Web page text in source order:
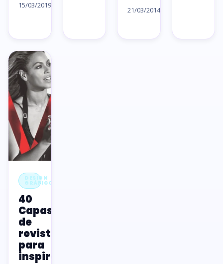
15/03/2019
21/03/2014
DESIGN
GRÁFICO
40
Capas
de
revistas
para
inspiração